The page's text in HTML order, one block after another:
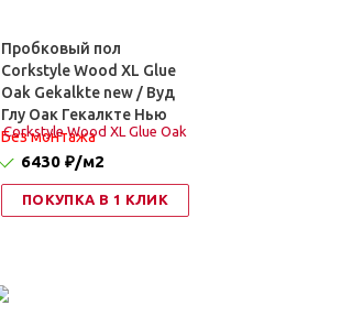
Пробковый пол
Corkstyle Wood XL Glue
Oak Gekalkte new / Вуд
Глу Оак Гекалкте Нью
Без монтажа
6430 ₽/м2
ПОКУПКА В 1 КЛИК